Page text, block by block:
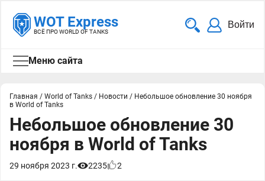
WOT Express
ВСЁ ПРО WORLD OF TANKS
Войти
Меню сайта
Главная / World of Tanks / Новости / Небольшое обновление 30 ноября
в World of Tanks
Небольшое обновление 30
ноября в World of Tanks
29 ноября 2023 г. 2235 2